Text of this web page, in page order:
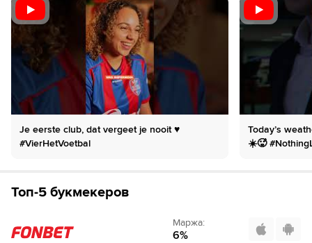
Je eerste club, dat vergeet je nooit ♥️
#VierHetVoetbal
Today’s
☀️🥵
Топ-5 букмекеров
Маржа:
6%